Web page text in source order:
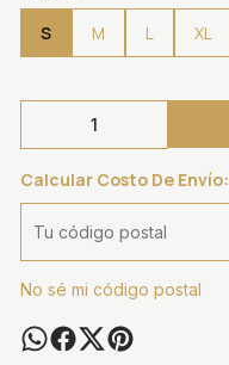
S M L XL
Calcular Costo De Envío:
No sé mi código postal